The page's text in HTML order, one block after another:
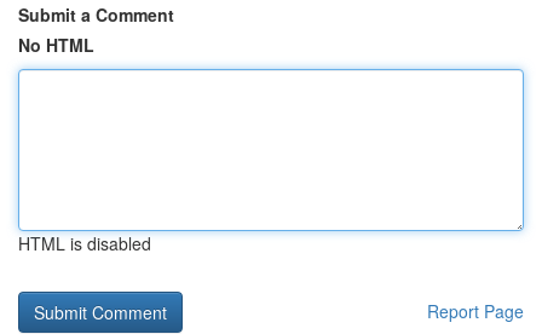
Submit a Comment
No HTML
HTML is disabled
Report Page